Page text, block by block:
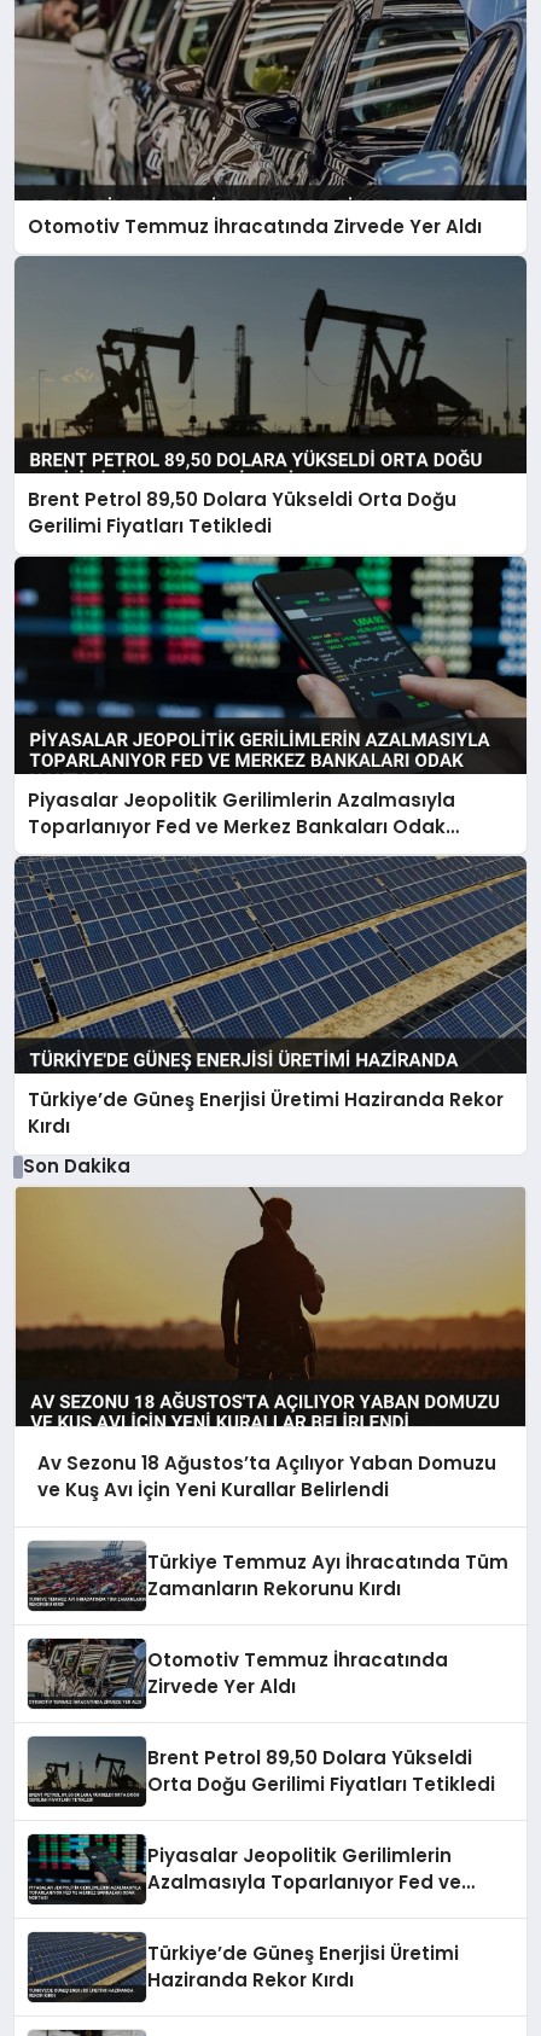
Otomotiv Temmuz İhracatında Zirvede Yer Aldı
Brent Petrol 89,50 Dolara Yükseldi Orta Doğu
Gerilimi Fiyatları Tetikledi
Piyasalar Jeopolitik Gerilimlerin Azalmasıyla
Toparlanıyor Fed ve Merkez Bankaları Odak
Noktası
Türkiye’de Güneş Enerjisi Üretimi Haziranda Rekor
Kırdı
Son Dakika
Av Sezonu 18 Ağustos’ta Açılıyor Yaban Domuzu
ve Kuş Avı İçin Yeni Kurallar Belirlendi
Türkiye Temmuz Ayı İhracatında Tüm
Zamanların Rekorunu Kırdı
Otomotiv Temmuz İhracatında
Zirvede Yer Aldı
Brent Petrol 89,50 Dolara Yükseldi
Orta Doğu Gerilimi Fiyatları Tetikledi
Piyasalar Jeopolitik Gerilimlerin
Azalmasıyla Toparlanıyor Fed ve
Türkiye’de Güneş Enerjisi Üretimi
Haziranda Rekor Kırdı